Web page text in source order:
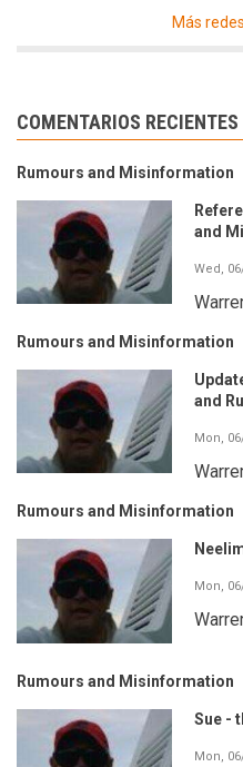
Más
COMENTARIOS RECIENTES
Rumours and Misinformation
and
Wed,
Rumours and Misinformation
and
Mon,
Rumours and Misinformation
Mon,
Rumours and Misinformation
Sue -
Mon,